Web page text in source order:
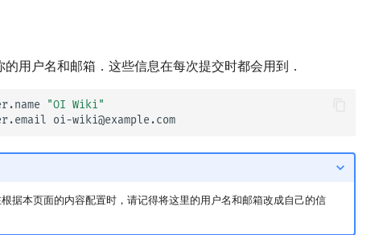
用户名和邮箱．这些信息在每次提交时都会用到．
"OI Wiki"
据本页面的内容配置时，请记得将这里的用户名和邮箱改成自己的信